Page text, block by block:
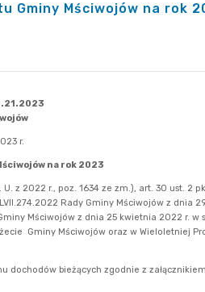
Gminy Mściwojów na rok